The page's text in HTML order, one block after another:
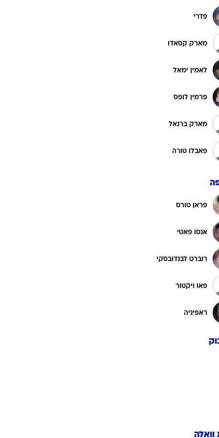
פדרי
מארק קסאדו
לאמין ימאל
פרמין לופס
מארק ברנאל
פאבלו טורה
פראן טורס
אנסו פאטי
רוברט לבנדובסקי
פאו ויקטור
ראפיניה
וואלה